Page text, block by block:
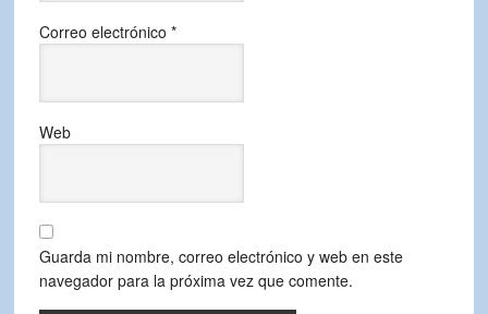
Correo electrónico *
Web
Guarda mi nombre, correo electrónico y web en este
navegador para la próxima vez que comente.